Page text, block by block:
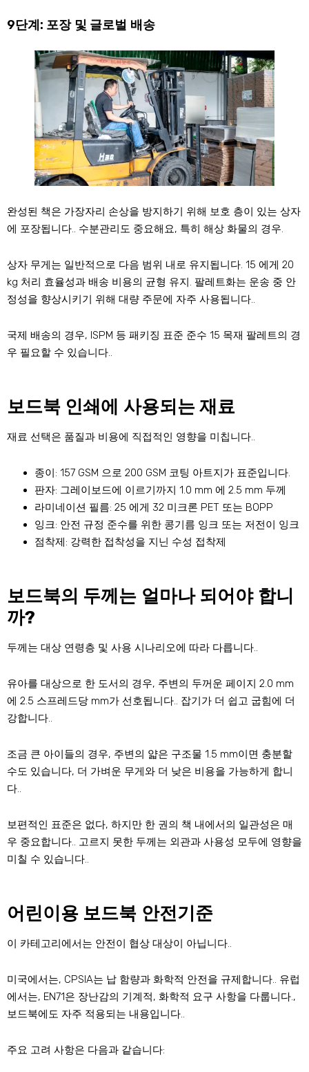
9단계: 포장 및 글로벌 배송
완성된 책은 가장자리 손상을 방지하기 위해 보호 층이 있는 상자
에 포장됩니다.. 수분관리도 중요해요, 특히 해상 화물의 경우.
상자 무게는 일반적으로 다음 범위 내로 유지됩니다. 15 에게 20
kg 처리 효율성과 배송 비용의 균형 유지. 팔레트화는 운송 중 안
정성을 향상시키기 위해 대량 주문에 자주 사용됩니다..
국제 배송의 경우, ISPM 등 패키징 표준 준수 15 목재 팔레트의 경
우 필요할 수 있습니다..
보드북 인쇄에 사용되는 재료
재료 선택은 품질과 비용에 직접적인 영향을 미칩니다..
종이: 157 GSM 으로 200 GSM 코팅 아트지가 표준입니다.
판자: 그레이보드에 이르기까지 1.0 mm 에 2.5 mm 두께
라미네이션 필름: 25 에게 32 미크론 PET 또는 BOPP
잉크: 안전 규정 준수를 위한 콩기름 잉크 또는 저전이 잉크
점착제: 강력한 접착성을 지닌 수성 접착제
보드북의 두께는 얼마나 되어야 합니
까?
두께는 대상 연령층 및 사용 시나리오에 따라 다릅니다..
유아를 대상으로 한 도서의 경우, 주변의 두꺼운 페이지 2.0 mm
에 2.5 스프레드당 mm가 선호됩니다.. 잡기가 더 쉽고 굽힘에 더
강합니다..
조금 큰 아이들의 경우, 주변의 얇은 구조물 1.5 mm이면 충분할
수도 있습니다, 더 가벼운 무게와 더 낮은 비용을 가능하게 합니
다..
보편적인 표준은 없다, 하지만 한 권의 책 내에서의 일관성은 매
우 중요합니다.. 고르지 못한 두께는 외관과 사용성 모두에 영향을
미칠 수 있습니다..
어린이용 보드북 안전기준
이 카테고리에서는 안전이 협상 대상이 아닙니다..
미국에서는, CPSIA는 납 함량과 화학적 안전을 규제합니다.. 유럽
에서는, EN71은 장난감의 기계적, 화학적 요구 사항을 다룹니다.,
보드북에도 자주 적용되는 내용입니다..
주요 고려 사항은 다음과 같습니다: